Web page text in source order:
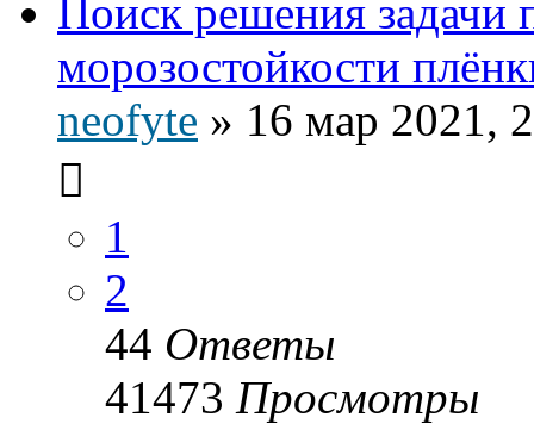
Поиск решения
морозостойкости
neofyte » 16 мар 2021,
1
2
44 Ответы
41473 Просмотры